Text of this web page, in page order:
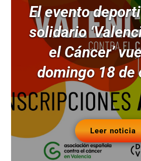
El evento
solidario
el Cáncer’
domingo 18 de
Leer noticia